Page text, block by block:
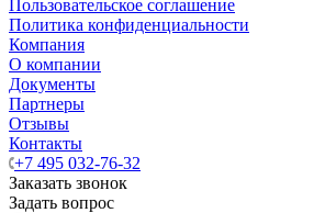
Пользовательское соглашение
Политика конфиденциальности
Компания
О компании
Документы
Партнеры
Отзывы
Контакты
+7 495 032-76-32
Заказать звонок
Задать вопрос